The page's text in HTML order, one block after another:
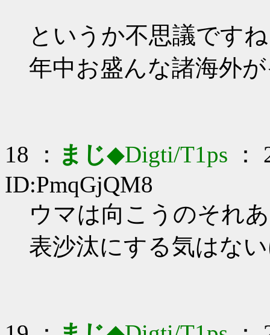
というか不思議ですね
年中お盛んな諸海外
18 ： まじ◆Digti/T1ps ：
ID:PmqGjQM8
ウマは向こうのそれ
表沙汰にする気はな